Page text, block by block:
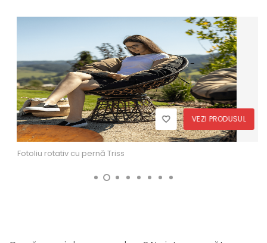
VEZI PRODUSUL
Fotoliu rotativ cu pernă Triss